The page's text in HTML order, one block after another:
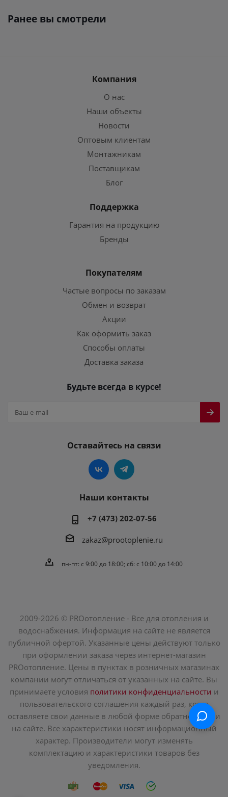
Ранее вы смотрели
Компания
О нас
Наши объекты
Новости
Оптовым клиентам
Монтажникам
Поставщикам
Блог
Поддержка
Гарантия на продукцию
Бренды
Покупателям
Частые вопросы по заказам
Обмен и возврат
Акции
Как оформить заказ
Способы оплаты
Доставка заказа
Будьте всегда в курсе!
Оставайтесь на связи
Наши контакты
+7 (473) 202-07-56
zakaz@prootoplenie.ru
пн-пт: c 9:00 до 18:00; сб: с 10:00 до 14:00
2009-2026 © PROотопление - Все для отопления и
водоснабжения. Информация на сайте не является
публичной офертой. Указанные цены действуют только
при оформлении заказа через интернет-магазин
PROотопление. Цены в пунктах в розничных магазинах
компании могут отличаться от указанных на сайте. Вы
принимаете условия политики конфиденциальности и
пользовательского соглашения каждый раз, когда
оставляете свои данные в любой форме обратной связи
на сайте. Все характеристики носят информационный
характер. Производители могут изменять
комплектацию и характеристики товаров без
уведомления.